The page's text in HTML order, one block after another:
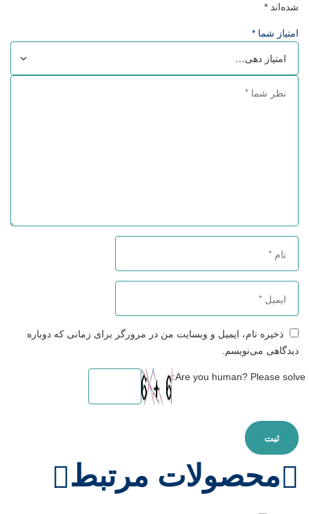
شده‌اند *
امتیاز شما *
ذخیره نام، ایمیل و وبسایت من در مرورگر برای زمانی که دوباره
دیدگاهی می‌نویسم.
Are you human? Please solve:
محصولات مرتبط